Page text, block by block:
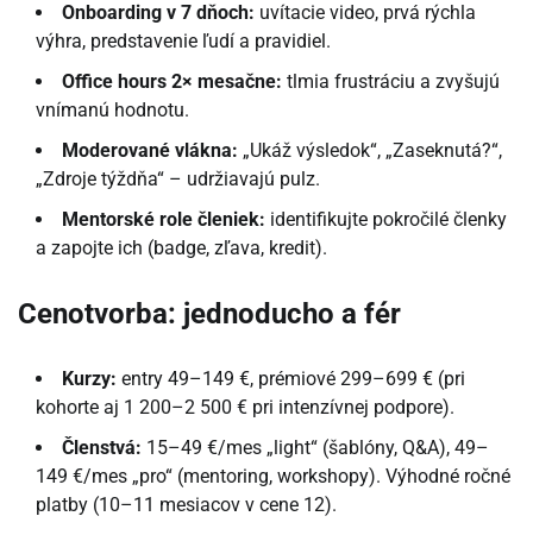
Onboarding v 7 dňoch: uvítacie video, prvá rýchla
výhra, predstavenie ľudí a pravidiel.
Office hours 2× mesačne: tlmia frustráciu a zvyšujú
vnímanú hodnotu.
Moderované vlákna: „Ukáž výsledok“, „Zaseknutá?“,
„Zdroje týždňa“ – udržiavajú pulz.
Mentorské role členiek: identifikujte pokročilé členky
a zapojte ich (badge, zľava, kredit).
Cenotvorba: jednoducho a fér
Kurzy: entry 49–149 €, prémiové 299–699 € (pri
kohorte aj 1 200–2 500 € pri intenzívnej podpore).
Členstvá: 15–49 €/mes „light“ (šablóny, Q&A), 49–
149 €/mes „pro“ (mentoring, workshopy). Výhodné ročné
platby (10–11 mesiacov v cene 12).